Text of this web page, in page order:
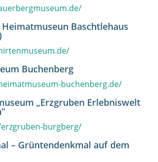
Baschtlehaus
Buchenberg
buchenberg.de/
„Erzgruben Erlebniswelt
burgberg/
– Grüntendenkmal auf dem